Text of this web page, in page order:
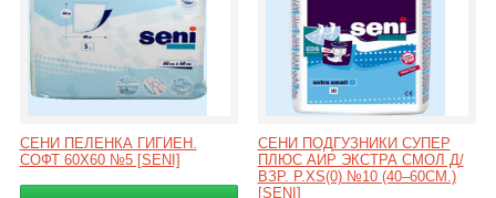
СЕНИ ПЕЛЕНКА ГИГИЕН.
СОФТ 60X60 №5 [SENI]
СЕНИ ПОДГУЗНИКИ СУПЕР
ПЛЮС АИР ЭКСТРА СМОЛ Д/
ВЗР. Р.XS(0) №10 (40–60СМ.)
[SENI]